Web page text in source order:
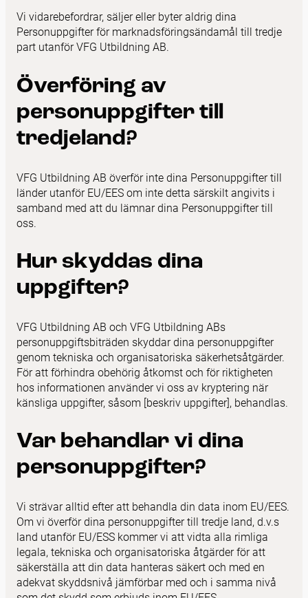
Vi vidarebefordrar, säljer eller byter aldrig dina
Personuppgifter för marknadsföringsändamål till tredje
part utanför VFG Utbildning AB.
Överföring av
personuppgifter till
tredjeland?
VFG Utbildning AB överför inte dina Personuppgifter till
länder utanför EU/EES om inte detta särskilt angivits i
samband med att du lämnar dina Personuppgifter till
oss.
Hur skyddas dina
uppgifter?
VFG Utbildning AB och VFG Utbildning ABs
personuppgiftsbiträden skyddar dina personuppgifter
genom tekniska och organisatoriska säkerhetsåtgärder.
För att förhindra obehörig åtkomst och för riktigheten
hos informationen använder vi oss av kryptering när
känsliga uppgifter, såsom [beskriv uppgifter], behandlas.
Var behandlar vi dina
personuppgifter?
Vi strävar alltid efter att behandla din data inom EU/EES.
Om vi överför dina personuppgifter till tredje land, d.v.s
land utanför EU/ESS kommer vi att vidta alla rimliga
legala, tekniska och organisatoriska åtgärder för att
säkerställa att din data hanteras säkert och med en
adekvat skyddsnivå jämförbar med och i samma nivå